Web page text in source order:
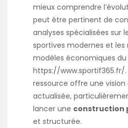
mieux comprendre
peut être pertinent de
analyses spécialisées sur
sportives modernes et les
modèles économiques
https://www.sportif365.fr/
ressource offre une vision
actualisée,
lancer une construction
et structurée.